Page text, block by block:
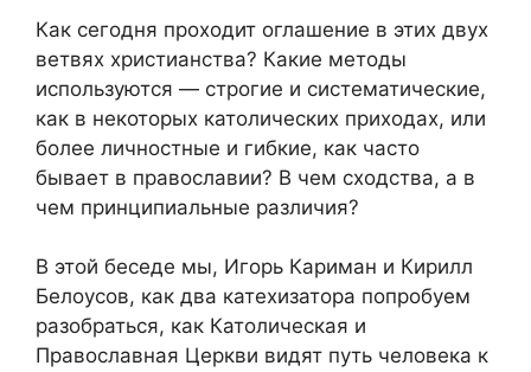
Как сегодня проходит оглашение в этих двух
ветвях христианства? Какие методы
используются — строгие и систематические,
как в некоторых католических приходах, или
более личностные и гибкие, как часто
бывает в православии? В чем сходства, а в
чем принципиальные различия?
В этой беседе мы, Игорь Кариман и Кирилл
Белоусов, как два катехизатора попробуем
разобраться, как Католическая и
Православная Церкви видят путь человека к